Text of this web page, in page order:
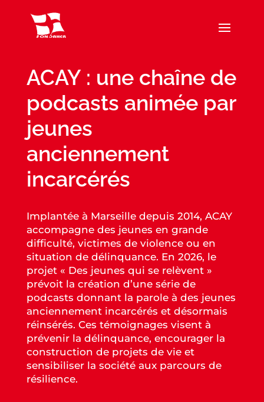
ACAY : une chaîne de
podcasts animée par
jeunes
anciennement
incarcérés
Implantée à Marseille depuis 2014, ACAY
accompagne des jeunes en grande
difficulté, victimes de violence ou en
situation de délinquance. En 2026, le
projet « Des jeunes qui se relèvent »
prévoit la création d’une série de
podcasts donnant la parole à des jeunes
anciennement incarcérés et désormais
réinsérés. Ces témoignages visent à
prévenir la délinquance, encourager la
construction de projets de vie et
sensibiliser la société aux parcours de
résilience.